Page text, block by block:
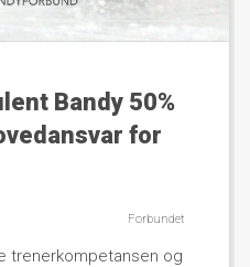
Bandy 50%
for
Forbundet
trenerkompetansen og